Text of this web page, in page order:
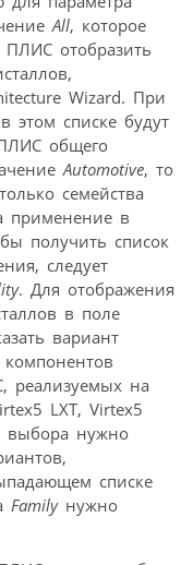
All, которое
ПЛИС отобразить
Wizard. При
в этом списке будут
общего
Automotive, то
семейства
применение в
получить список
следует
. Для отображения
в поле
вариант
реализуемых на
LXT, Virtex5
выбора нужно
списке
Familyнужно